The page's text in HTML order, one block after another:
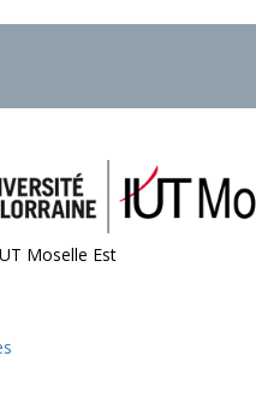
Moselle Est